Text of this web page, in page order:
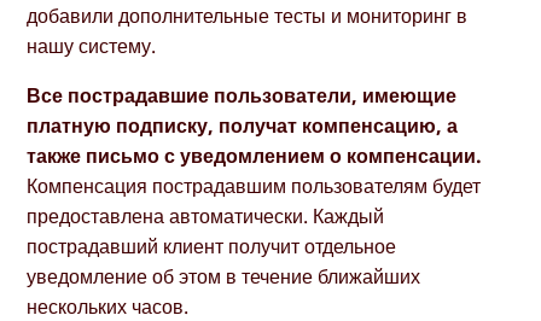
добавили дополнительные тесты и мониторинг в
нашу систему.
Все пострадавшие пользователи, имеющие
платную подписку, получат компенсацию, а
также письмо с уведомлением о компенсации.
Компенсация пострадавшим пользователям будет
предоставлена автоматически. Каждый
пострадавший клиент получит отдельное
уведомление об этом в течение ближайших
нескольких часов.